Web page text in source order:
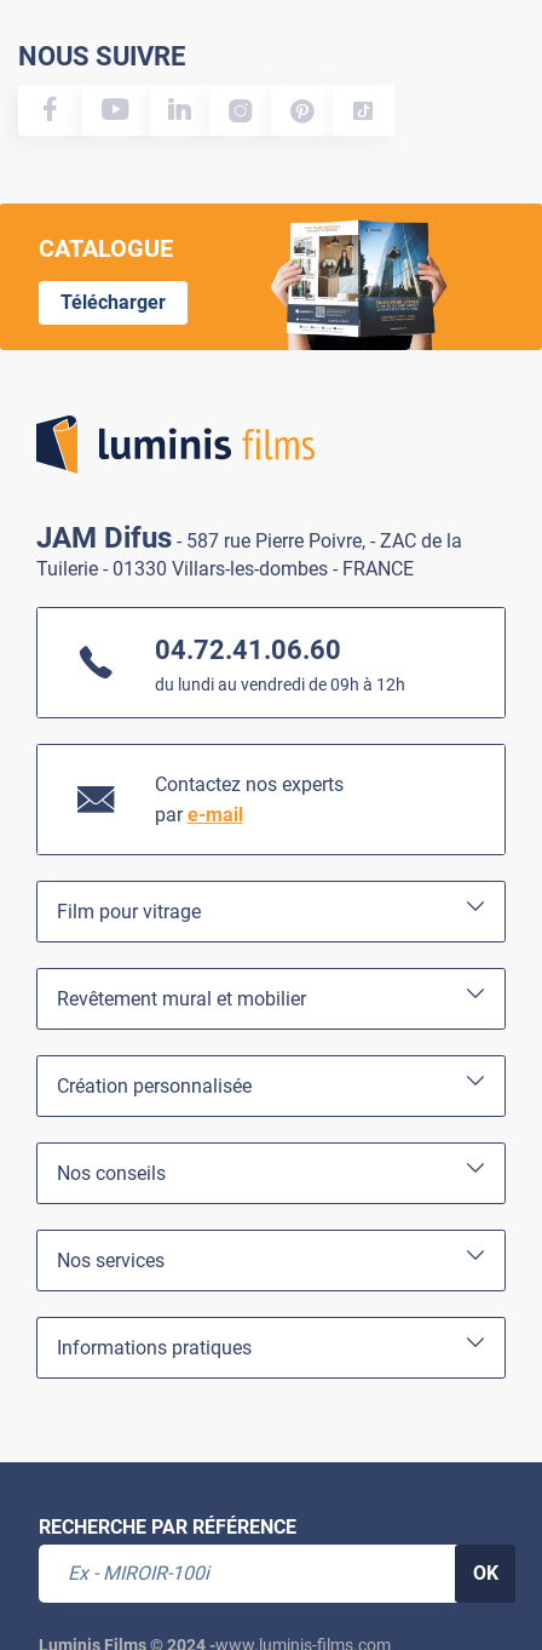
NOUS SUIVRE
CATALOGUE
Télécharger
JAM Difus - 587 rue Pierre Poivre, - ZAC de la
Tuilerie - 01330 Villars-les-dombes - FRANCE
04.72.41.06.60
du lundi au vendredi de 09h à 12h
Contactez nos experts
pare-mail
Film pour vitrage
Revêtement mural et mobilier
Création personnalisée
Nos conseils
Nos services
Informations pratiques
RECHERCHE PAR RÉFÉRENCE
OK
Luminis Films © 2024 -www.luminis-films.com